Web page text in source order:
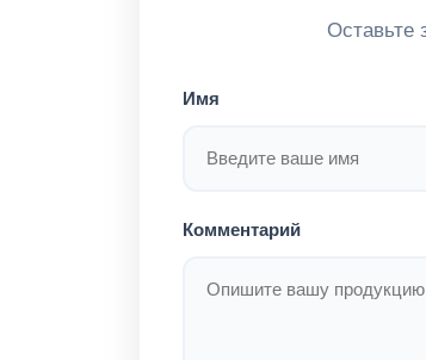
Оставьте
Имя
Комментарий